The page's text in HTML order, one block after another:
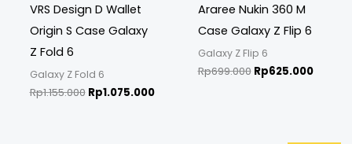
VRS Design D Wallet
Origin S Case Galaxy
Z Fold 6
Galaxy Z Fold 6
Rp1.155.000 Rp1.075.000
Araree Nukin 360 M
Case Galaxy Z Flip 6
Galaxy Z Flip 6
Rp699.000 Rp625.000